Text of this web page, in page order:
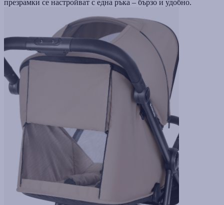
презрамки се настройват с една ръка – бързо и удобно.